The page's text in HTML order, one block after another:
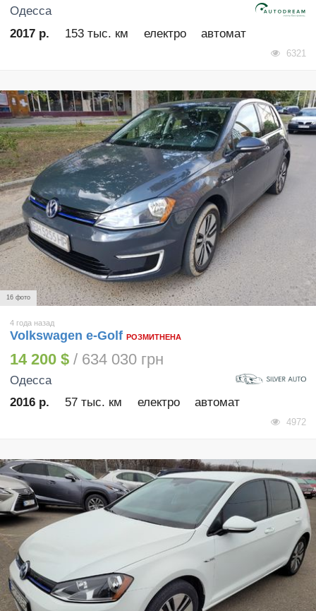
Одесса
2017 р.
153 тыс. км електро автомат
6321
16 фото
4 года назад
Volkswagen e-Golf РОЗМИТНЕНА
14 200 $ / 634 030 грн
Одесса
2016 р.
57 тыс. км електро автомат
4972